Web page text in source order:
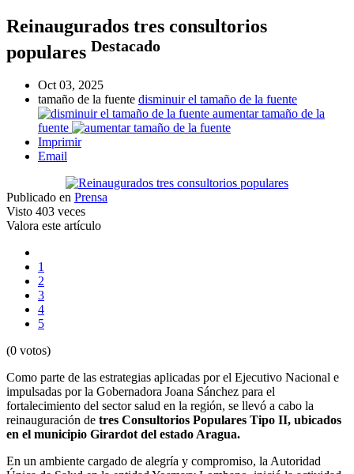
Reinaugurados tres consultorios
populares Destacado
Oct 03, 2025
tamaño de la fuente disminuir el tamaño de la fuente
aumentar tamaño de la
fuente
Imprimir
Email
Publicado en Prensa
Visto 403 veces
Valora este artículo
1
2
3
4
5
(0 votos)
Como parte de las estrategias aplicadas por el Ejecutivo Nacional e
impulsadas por la Gobernadora Joana Sánchez para el
fortalecimiento del sector salud en la región, se llevó a cabo la
reinauguración de tres Consultorios Populares Tipo II, ubicados
en el municipio Girardot del estado Aragua.
En un ambiente cargado de alegría y compromiso, la Autoridad